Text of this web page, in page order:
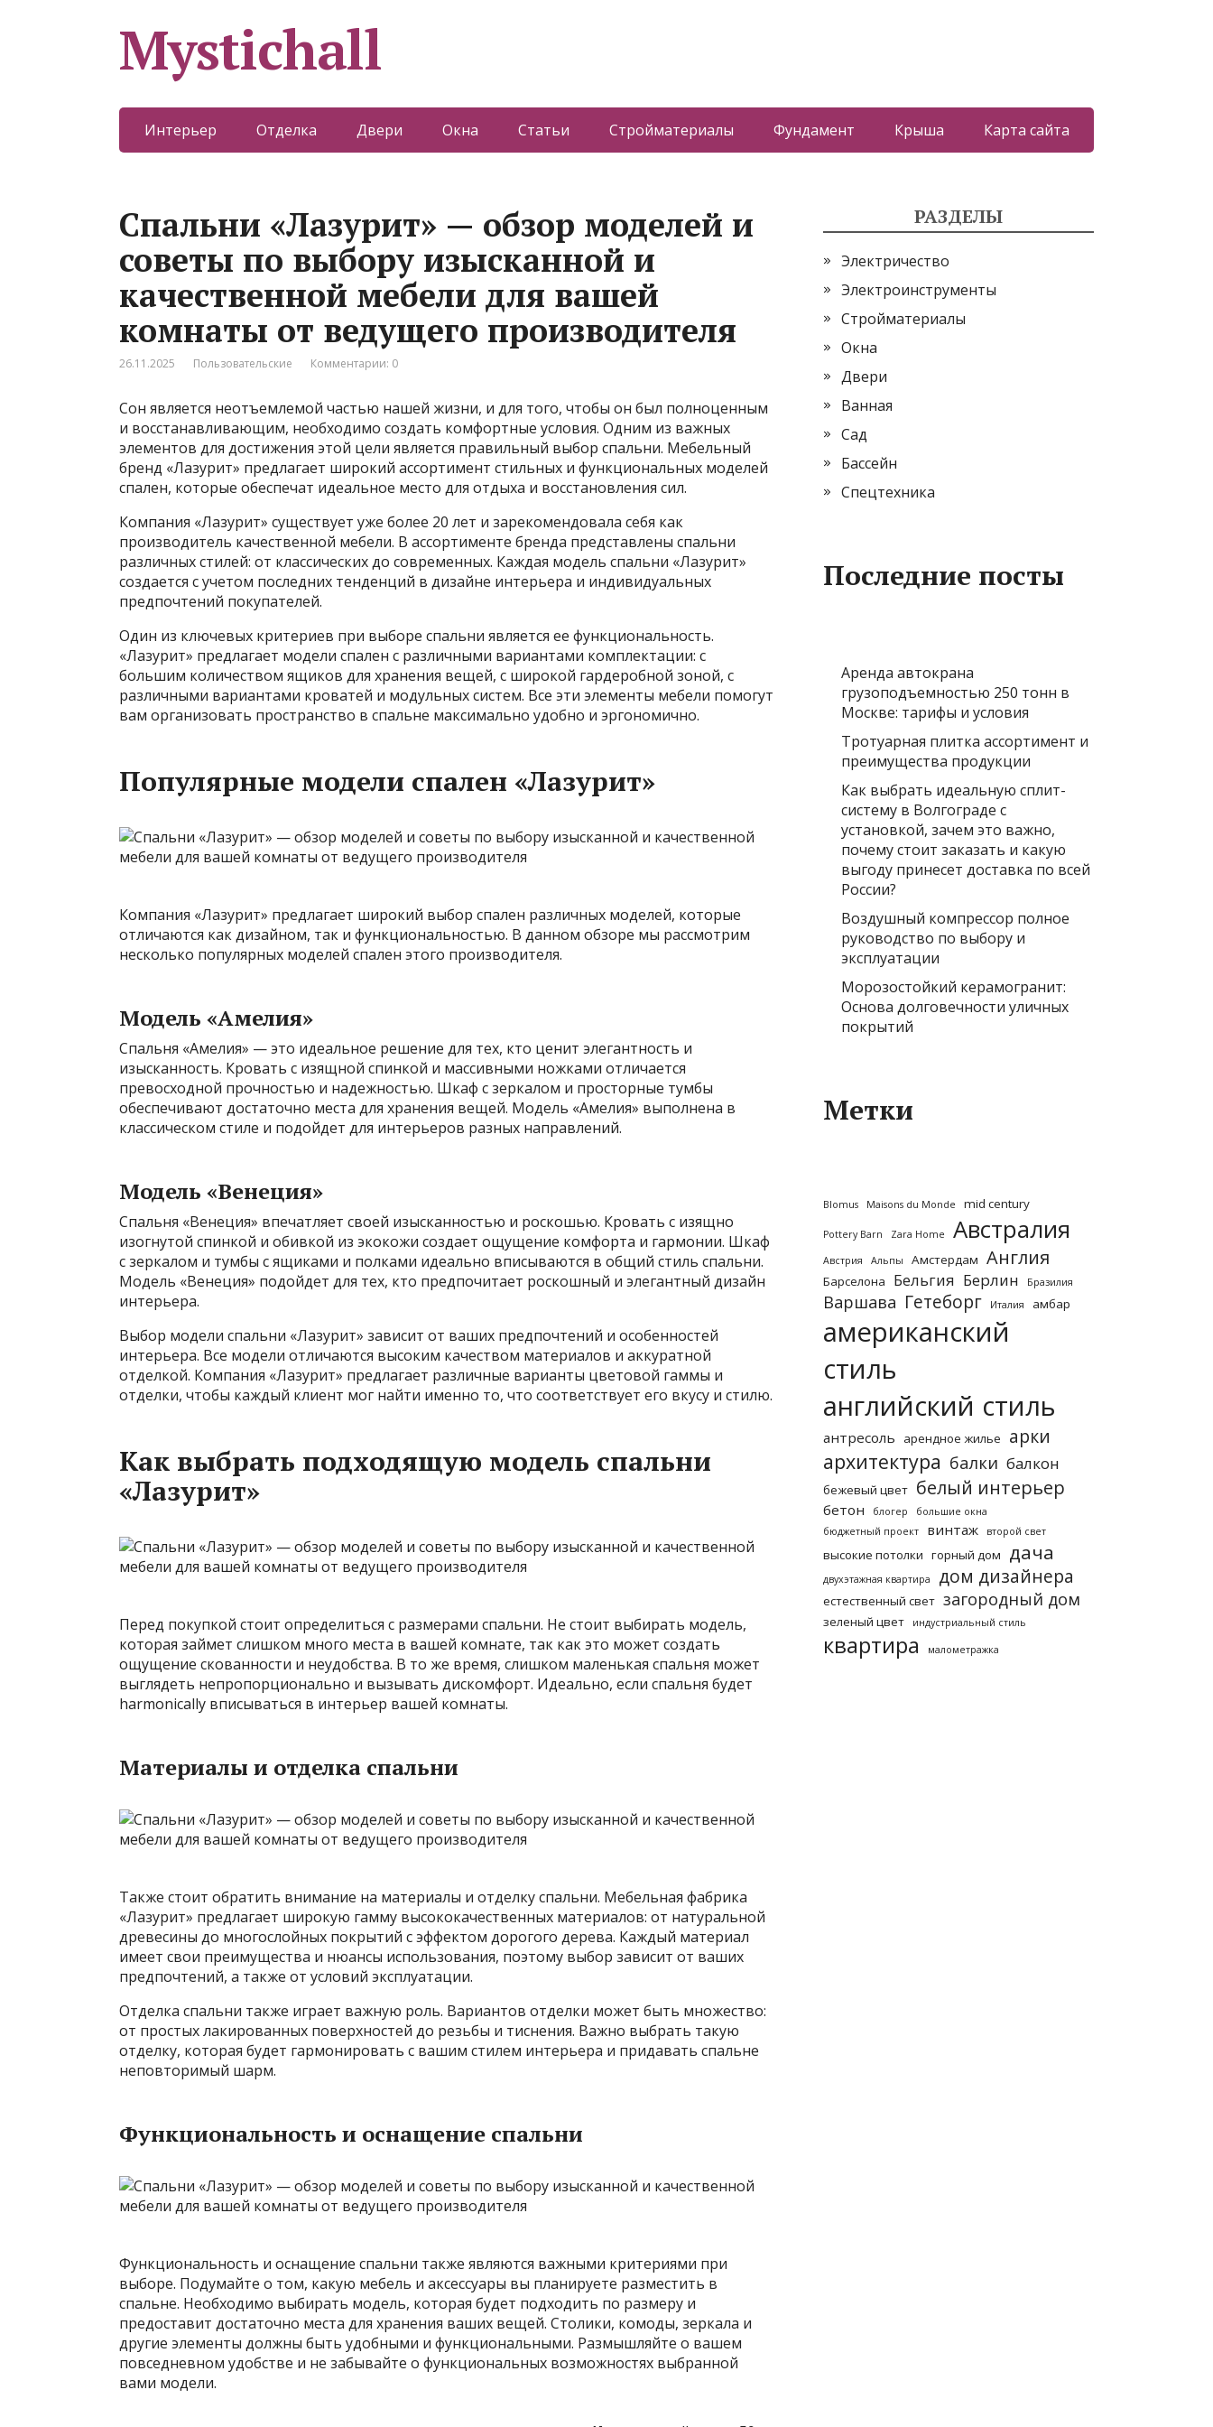
Mystichall
Интерьер Отделка Двери Окна Статьи Стройматериалы Фундамент Крыша Карта сайта
Спальни «Лазурит» — обзор моделей и
советы по выбору изысканной и
качественной мебели для вашей
комнаты от ведущего производителя
26.11.2025 Пользовательские Комментарии: 0
Сон является неотъемлемой частью нашей жизни, и для того, чтобы он был полноценным
и восстанавливающим, необходимо создать комфортные условия. Одним из важных
элементов для достижения этой цели является правильный выбор спальни. Мебельный
бренд «Лазурит» предлагает широкий ассортимент стильных и функциональных моделей
спален, которые обеспечат идеальное место для отдыха и восстановления сил.
Компания «Лазурит» существует уже более 20 лет и зарекомендовала себя как
производитель качественной мебели. В ассортименте бренда представлены спальни
различных стилей: от классических до современных. Каждая модель спальни «Лазурит»
создается с учетом последних тенденций в дизайне интерьера и индивидуальных
предпочтений покупателей.
Один из ключевых критериев при выборе спальни является ее функциональность.
«Лазурит» предлагает модели спален с различными вариантами комплектации: с
большим количеством ящиков для хранения вещей, с широкой гардеробной зоной, с
различными вариантами кроватей и модульных систем. Все эти элементы мебели помогут
вам организовать пространство в спальне максимально удобно и эргономично.
Популярные модели спален «Лазурит»
Компания «Лазурит» предлагает широкий выбор спален различных моделей, которые
отличаются как дизайном, так и функциональностью. В данном обзоре мы рассмотрим
несколько популярных моделей спален этого производителя.
Модель «Амелия»
Спальня «Амелия» — это идеальное решение для тех, кто ценит элегантность и
изысканность. Кровать с изящной спинкой и массивными ножками отличается
превосходной прочностью и надежностью. Шкаф с зеркалом и просторные тумбы
обеспечивают достаточно места для хранения вещей. Модель «Амелия» выполнена в
классическом стиле и подойдет для интерьеров разных направлений.
Модель «Венеция»
Спальня «Венеция» впечатляет своей изысканностью и роскошью. Кровать с изящно
изогнутой спинкой и обивкой из экокожи создает ощущение комфорта и гармонии. Шкаф
с зеркалом и тумбы с ящиками и полками идеально вписываются в общий стиль спальни.
Модель «Венеция» подойдет для тех, кто предпочитает роскошный и элегантный дизайн
интерьера.
Выбор модели спальни «Лазурит» зависит от ваших предпочтений и особенностей
интерьера. Все модели отличаются высоким качеством материалов и аккуратной
отделкой. Компания «Лазурит» предлагает различные варианты цветовой гаммы и
отделки, чтобы каждый клиент мог найти именно то, что соответствует его вкусу и стилю.
Как выбрать подходящую модель спальни
«Лазурит»
Перед покупкой стоит определиться с размерами спальни. Не стоит выбирать модель,
которая займет слишком много места в вашей комнате, так как это может создать
ощущение скованности и неудобства. В то же время, слишком маленькая спальня может
выглядеть непропорционально и вызывать дискомфорт. Идеально, если спальня будет
harmonically вписываться в интерьер вашей комнаты.
Материалы и отделка спальни
Также стоит обратить внимание на материалы и отделку спальни. Мебельная фабрика
«Лазурит» предлагает широкую гамму высококачественных материалов: от натуральной
древесины до многослойных покрытий с эффектом дорогого дерева. Каждый материал
имеет свои преимущества и нюансы использования, поэтому выбор зависит от ваших
предпочтений, а также от условий эксплуатации.
Отделка спальни также играет важную роль. Вариантов отделки может быть множество:
от простых лакированных поверхностей до резьбы и тиснения. Важно выбрать такую
отделку, которая будет гармонировать с вашим стилем интерьера и придавать спальне
неповторимый шарм.
Функциональность и оснащение спальни
Функциональность и оснащение спальни также являются важными критериями при
выборе. Подумайте о том, какую мебель и аксессуары вы планируете разместить в
спальне. Необходимо выбирать модель, которая будет подходить по размеру и
предоставит достаточно места для хранения ваших вещей. Столики, комоды, зеркала и
другие элементы должны быть удобными и функциональными. Размышляйте о вашем
повседневном удобстве и не забывайте о функциональных возможностях выбранной
вами модели.
РАЗДЕЛЫ
Электричество
Электроинструменты
Стройматериалы
Окна
Двери
Ванная
Сад
Бассейн
Спецтехника
Последние посты
Аренда автокрана
грузоподъемностью 250 тонн в
Москве: тарифы и условия
Тротуарная плитка ассортимент и
преимущества продукции
Как выбрать идеальную сплит-
систему в Волгограде с
установкой, зачем это важно,
почему стоит заказать и какую
выгоду принесет доставка по всей
России?
Воздушный компрессор полное
руководство по выбору и
эксплуатации
Морозостойкий керамогранит:
Основа долговечности уличных
покрытий
Метки
Blomus Maisons du Monde mid century
Pottery Barn Zara Home Австралия
Австрия Альпы Амстердам Англия
Барселона Бельгия Берлин Бразилия
Варшава Гетеборг Италия амбар
американский
стиль
английский стиль
антресоль арендное жилье арки
архитектура балки балкон
бежевый цвет белый интерьер
бетон блогер
большие окна
бюджетный проект
винтаж второй свет
высокие потолки горный дом дача
двухэтажная квартира дом дизайнера
естественный свет загородный дом
зеленый цвет индустриальный стиль
квартира малометражка